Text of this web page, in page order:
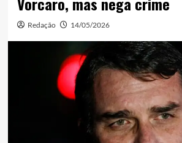
Redação 14/05/2026